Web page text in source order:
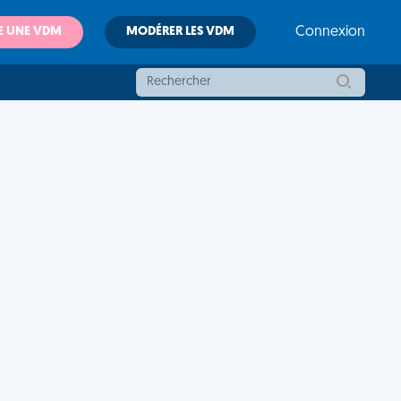
UNE VDM MODÉRER LES VDM Connexion